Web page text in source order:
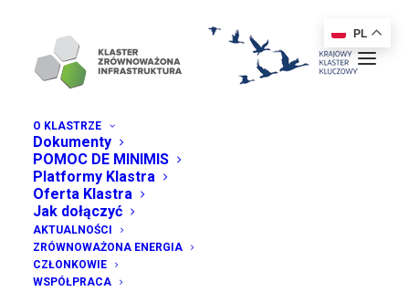
O KLASTRZE
Dokumenty
POMOC DE MINIMIS
Platformy Klastra
Oferta Klastra
Jak dołączyć
AKTUALNOŚCI
ZRÓWNOWAŻONA ENERGIA
CZŁONKOWIE
WSPÓŁPRACA
PL